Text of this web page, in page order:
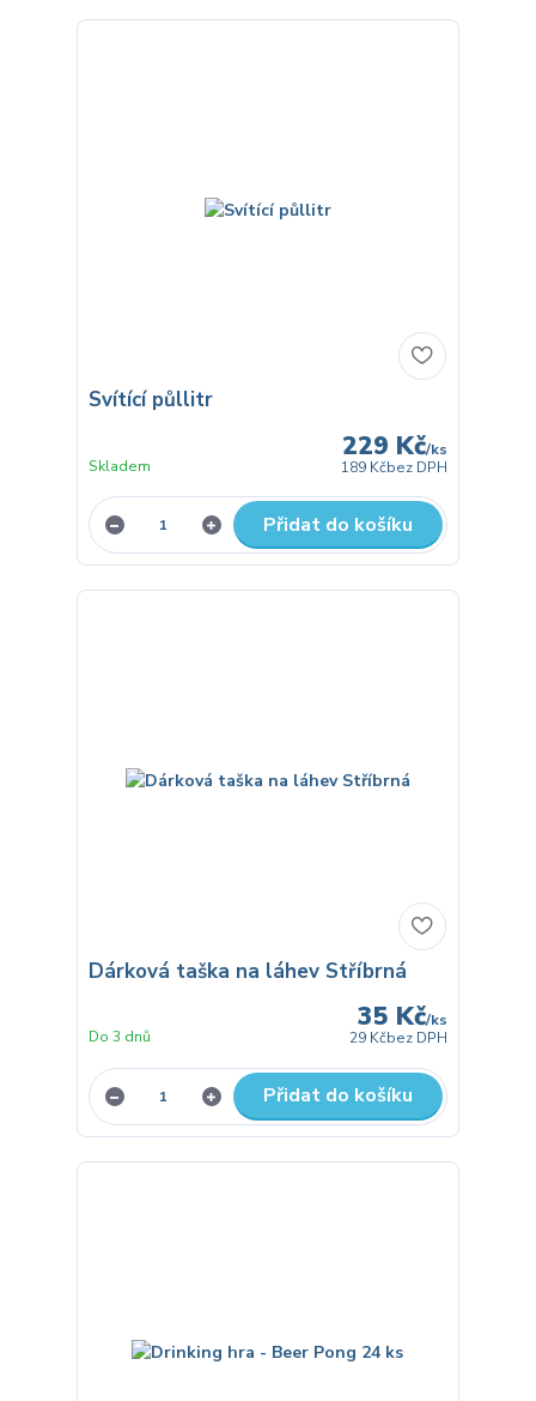
Svítící půllitr
229 Kč/ks
189 Kčbez DPH
Skladem
Přidat do košíku
Dárková taška na láhev Stříbrná
35 Kč/ks
29 Kčbez DPH
Do 3 dnů
Přidat do košíku